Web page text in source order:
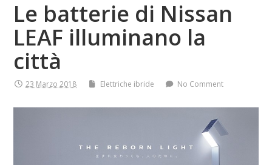
Le batterie di Nissan
LEAF illuminano la
città
23 Marzo 2018 Elettriche ibride No Comment